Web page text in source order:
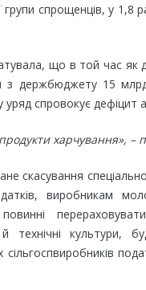
групи спрощенців, у 1,8
що в той час як
з держбюджету 15
спровокує дефіцит
харчування», –
скасування
виробникам
й технічні